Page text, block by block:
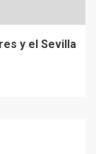
y el Sevilla